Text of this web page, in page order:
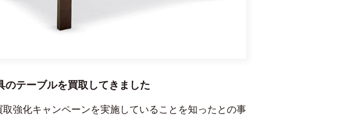
テーブルを買取してきました
強化キャンペーンを実施していることを知ったとの事